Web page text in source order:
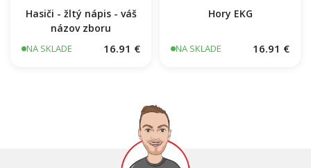
Hasiči - žltý nápis - váš
názov zboru
NA SKLADE 16.91 €
Hory EKG
NA SKLADE 16.91 €